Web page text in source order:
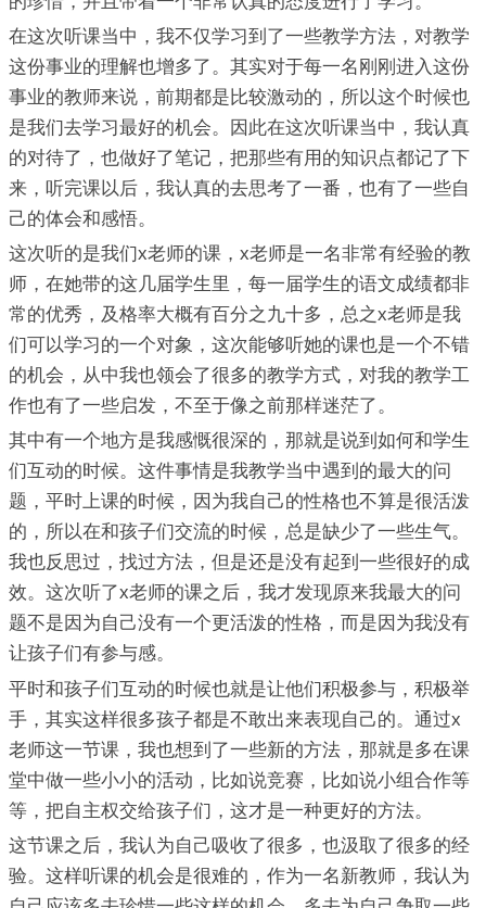
在这次听课当中，我不仅学习到了一些教学方法，对教学
这份事业的理解也增多了。其实对于每一名刚刚进入这份
事业的教师来说，前期都是比较激动的，所以这个时候也
是我们去学习最好的机会。因此在这次听课当中，我认真
的对待了，也做好了笔记，把那些有用的知识点都记了下
来，听完课以后，我认真的去思考了一番，也有了一些自
己的体会和感悟。
这次听的是我们x老师的课，x老师是一名非常有经验的教
师，在她带的这几届学生里，每一届学生的语文成绩都非
常的优秀，及格率大概有百分之九十多，总之x老师是我
们可以学习的一个对象，这次能够听她的课也是一个不错
的机会，从中我也领会了很多的教学方式，对我的教学工
作也有了一些启发，不至于像之前那样迷茫了。
其中有一个地方是我感慨很深的，那就是说到如何和学生
们互动的时候。这件事情是我教学当中遇到的最大的问
题，平时上课的时候，因为我自己的性格也不算是很活泼
的，所以在和孩子们交流的时候，总是缺少了一些生气。
我也反思过，找过方法，但是还是没有起到一些很好的成
效。这次听了x老师的课之后，我才发现原来我最大的问
题不是因为自己没有一个更活泼的性格，而是因为我没有
让孩子们有参与感。
平时和孩子们互动的时候也就是让他们积极参与，积极举
手，其实这样很多孩子都是不敢出来表现自己的。通过x
老师这一节课，我也想到了一些新的方法，那就是多在课
堂中做一些小小的活动，比如说竞赛，比如说小组合作等
等，把自主权交给孩子们，这才是一种更好的方法。
这节课之后，我认为自己吸收了很多，也汲取了很多的经
验。这样听课的机会是很难的，作为一名新教师，我认为